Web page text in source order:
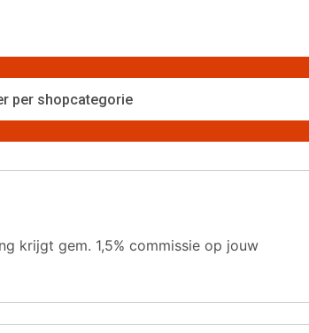
krijgt gem. 1,5% commissie op jouw